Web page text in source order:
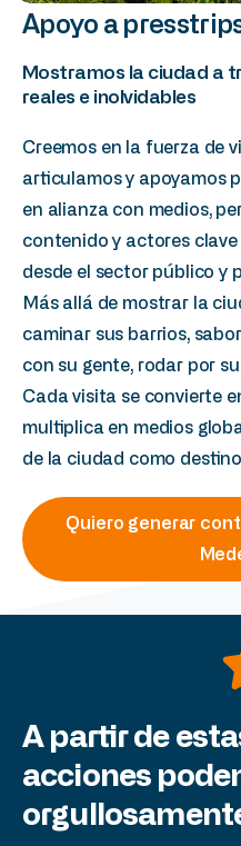
Apoyo a
Mostramos la ciudad a
reales e inolvidables
Creemos en la fuerza de
articulamos y apoyamos
en alianza con medios,
contenido y actores
desde el sector público y
Más allá de mostrar la
caminar sus barrios,
con su gente, rodar por
Cada visita se convierte
multiplica en medios
de la ciudad como
Quiero generar
A partir de
acciones